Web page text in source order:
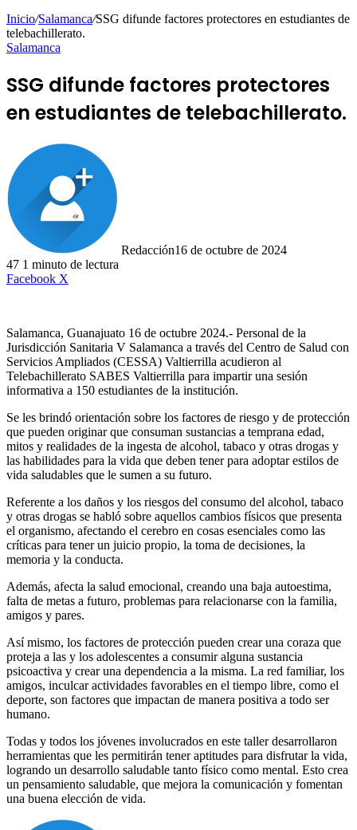
Inicio/Salamanca/SSG difunde factores protectores en estudiantes de
telebachillerato.
Salamanca
SSG difunde factores protectores
en estudiantes de telebachillerato.
Redacción16 de octubre de 2024
47 1 minuto de lectura
Facebook X
Salamanca, Guanajuato 16 de octubre 2024.- Personal de la
Jurisdicción Sanitaria V Salamanca a través del Centro de Salud con
Servicios Ampliados (CESSA) Valtierrilla acudieron al
Telebachillerato SABES Valtierrilla para impartir una sesión
informativa a 150 estudiantes de la institución.
Se les brindó orientación sobre los factores de riesgo y de protección
que pueden originar que consuman sustancias a temprana edad,
mitos y realidades de la ingesta de alcohol, tabaco y otras drogas y
las habilidades para la vida que deben tener para adoptar estilos de
vida saludables que le sumen a su futuro.
Referente a los daños y los riesgos del consumo del alcohol, tabaco
y otras drogas se habló sobre aquellos cambios físicos que presenta
el organismo, afectando el cerebro en cosas esenciales como las
críticas para tener un juicio propio, la toma de decisiones, la
memoria y la conducta.
Además, afecta la salud emocional, creando una baja autoestima,
falta de metas a futuro, problemas para relacionarse con la familia,
amigos y pares.
Así mismo, los factores de protección pueden crear una coraza que
proteja a las y los adolescentes a consumir alguna sustancia
psicoactiva y crear una dependencia a la misma. La red familiar, los
amigos, inculcar actividades favorables en el tiempo libre, como el
deporte, son factores que impactan de manera positiva a todo ser
humano.
Todas y todos los jóvenes involucrados en este taller desarrollaron
herramientas que les permitirán tener aptitudes para disfrutar la vida,
logrando un desarrollo saludable tanto físico como mental. Esto crea
un pensamiento saludable, que mejora la comunicación y fomentan
una buena elección de vida.